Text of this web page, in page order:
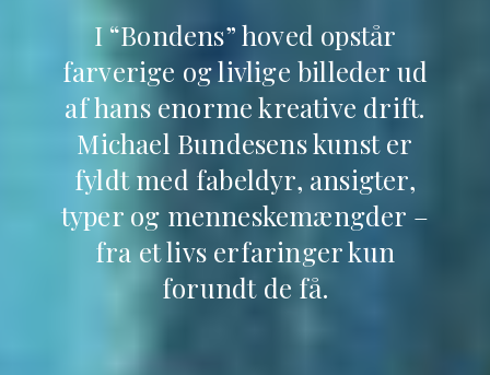
I “Bondens” hoved opstår
farverige og livlige billeder ud
af hans enorme kreative drift.
Michael Bundesens kunst er
fyldt med fabeldyr, ansigter,
typer og menneskemængder –
fra et livs erfaringer kun
forundt de få.